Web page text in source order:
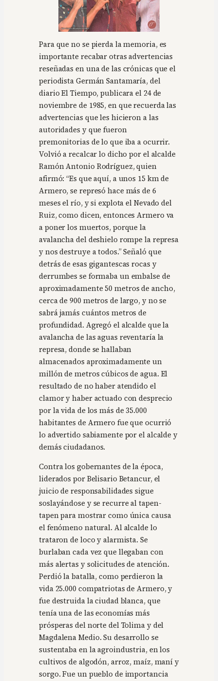
Para que no se pierda la memoria, es
importante recabar otras advertencias
reseñadas en una de las crónicas que el
periodista Germán Santamaría, del
diario El Tiempo, publicara el 24 de
noviembre de 1985, en que recuerda las
advertencias que les hicieron a las
autoridades y que fueron
premonitorias de lo que iba a ocurrir.
Volvió a recalcar lo dicho por el alcalde
Ramón Antonio Rodríguez, quien
afirmó: “Es que aquí, a unos 15 km de
Armero, se represó hace más de 6
meses el río, y si explota el Nevado del
Ruiz, como dicen, entonces Armero va
a poner los muertos, porque la
avalancha del deshielo rompe la represa
y nos destruye a todos.” Señaló que
detrás de esas gigantescas rocas y
derrumbes se formaba un embalse de
aproximadamente 50 metros de ancho,
cerca de 900 metros de largo, y no se
sabrá jamás cuántos metros de
profundidad. Agregó el alcalde que la
avalancha de las aguas reventaría la
represa, donde se hallaban
almacenados aproximadamente un
millón de metros cúbicos de agua. El
resultado de no haber atendido el
clamor y haber actuado con desprecio
por la vida de los más de 35.000
habitantes de Armero fue que ocurrió
lo advertido sabiamente por el alcalde y
demás ciudadanos.
Contra los gobernantes de la época,
liderados por Belisario Betancur, el
juicio de responsabilidades sigue
soslayándose y se recurre al tapen-
tapen para mostrar como única causa
el fenómeno natural. Al alcalde lo
trataron de loco y alarmista. Se
burlaban cada vez que llegaban con
más alertas y solicitudes de atención.
Perdió la batalla, como perdieron la
vida 25.000 compatriotas de Armero, y
fue destruida la ciudad blanca, que
tenía una de las economías más
prósperas del norte del Tolima y del
Magdalena Medio. Su desarrollo se
sustentaba en la agroindustria, en los
cultivos de algodón, arroz, maíz, maní y
sorgo. Fue un pueblo de importancia